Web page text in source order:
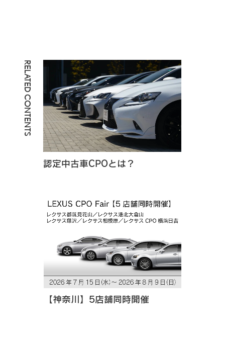
RELATED CONTENTS
認定中古車CPOとは？
【神奈川】5店舗同時開催